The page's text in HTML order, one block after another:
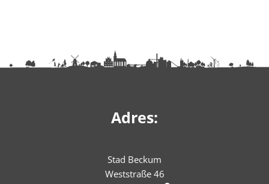
Adres:
Stad Beckum
Weststraße 46